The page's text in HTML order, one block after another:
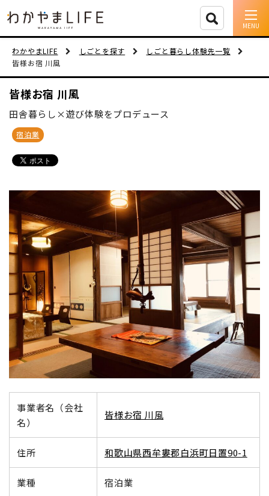
イベント情報
移住支援
人に会う
市町村を探す
移住者インタビュー
動画
地域おこし協力隊
わかやまLIFE しごとを探す
しごと暮らし体験先一覧
皆様お宿 川風
皆様お宿 川風
田舎暮らし×遊び体験をプロデュース
宿泊業
事業者名（会社
名）
皆様お宿 川風
住所 和歌山県西牟婁郡白浜町日置90-1
業種 宿泊業